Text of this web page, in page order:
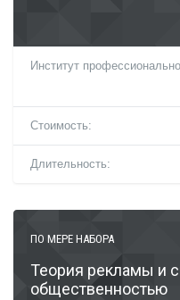
Институт
Стоимость:
Длительность:
ПО МЕРЕ НАБОРА
Теория рекламы и
общественностью